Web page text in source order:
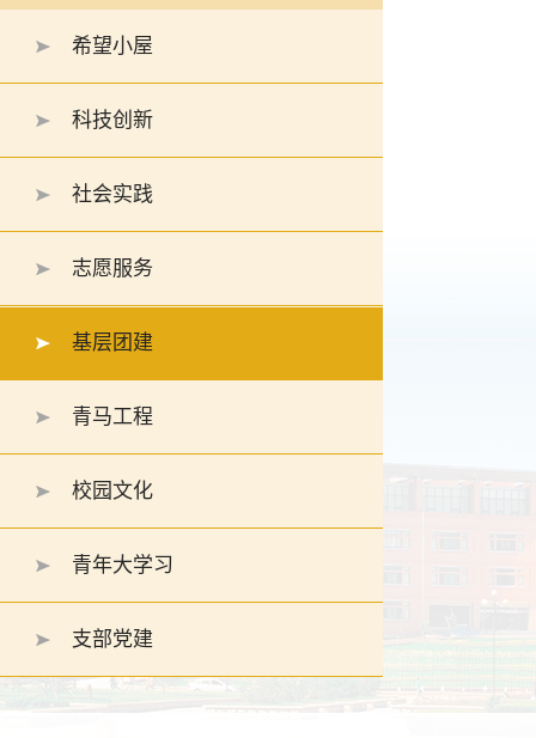
希望小屋
科技创新
社会实践
志愿服务
基层团建
青马工程
校园文化
青年大学习
支部党建